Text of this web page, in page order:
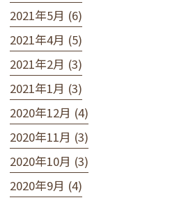
2021年5月 (6)
2021年4月 (5)
2021年2月 (3)
2021年1月 (3)
2020年12月 (4)
2020年11月 (3)
2020年10月 (3)
2020年9月 (4)